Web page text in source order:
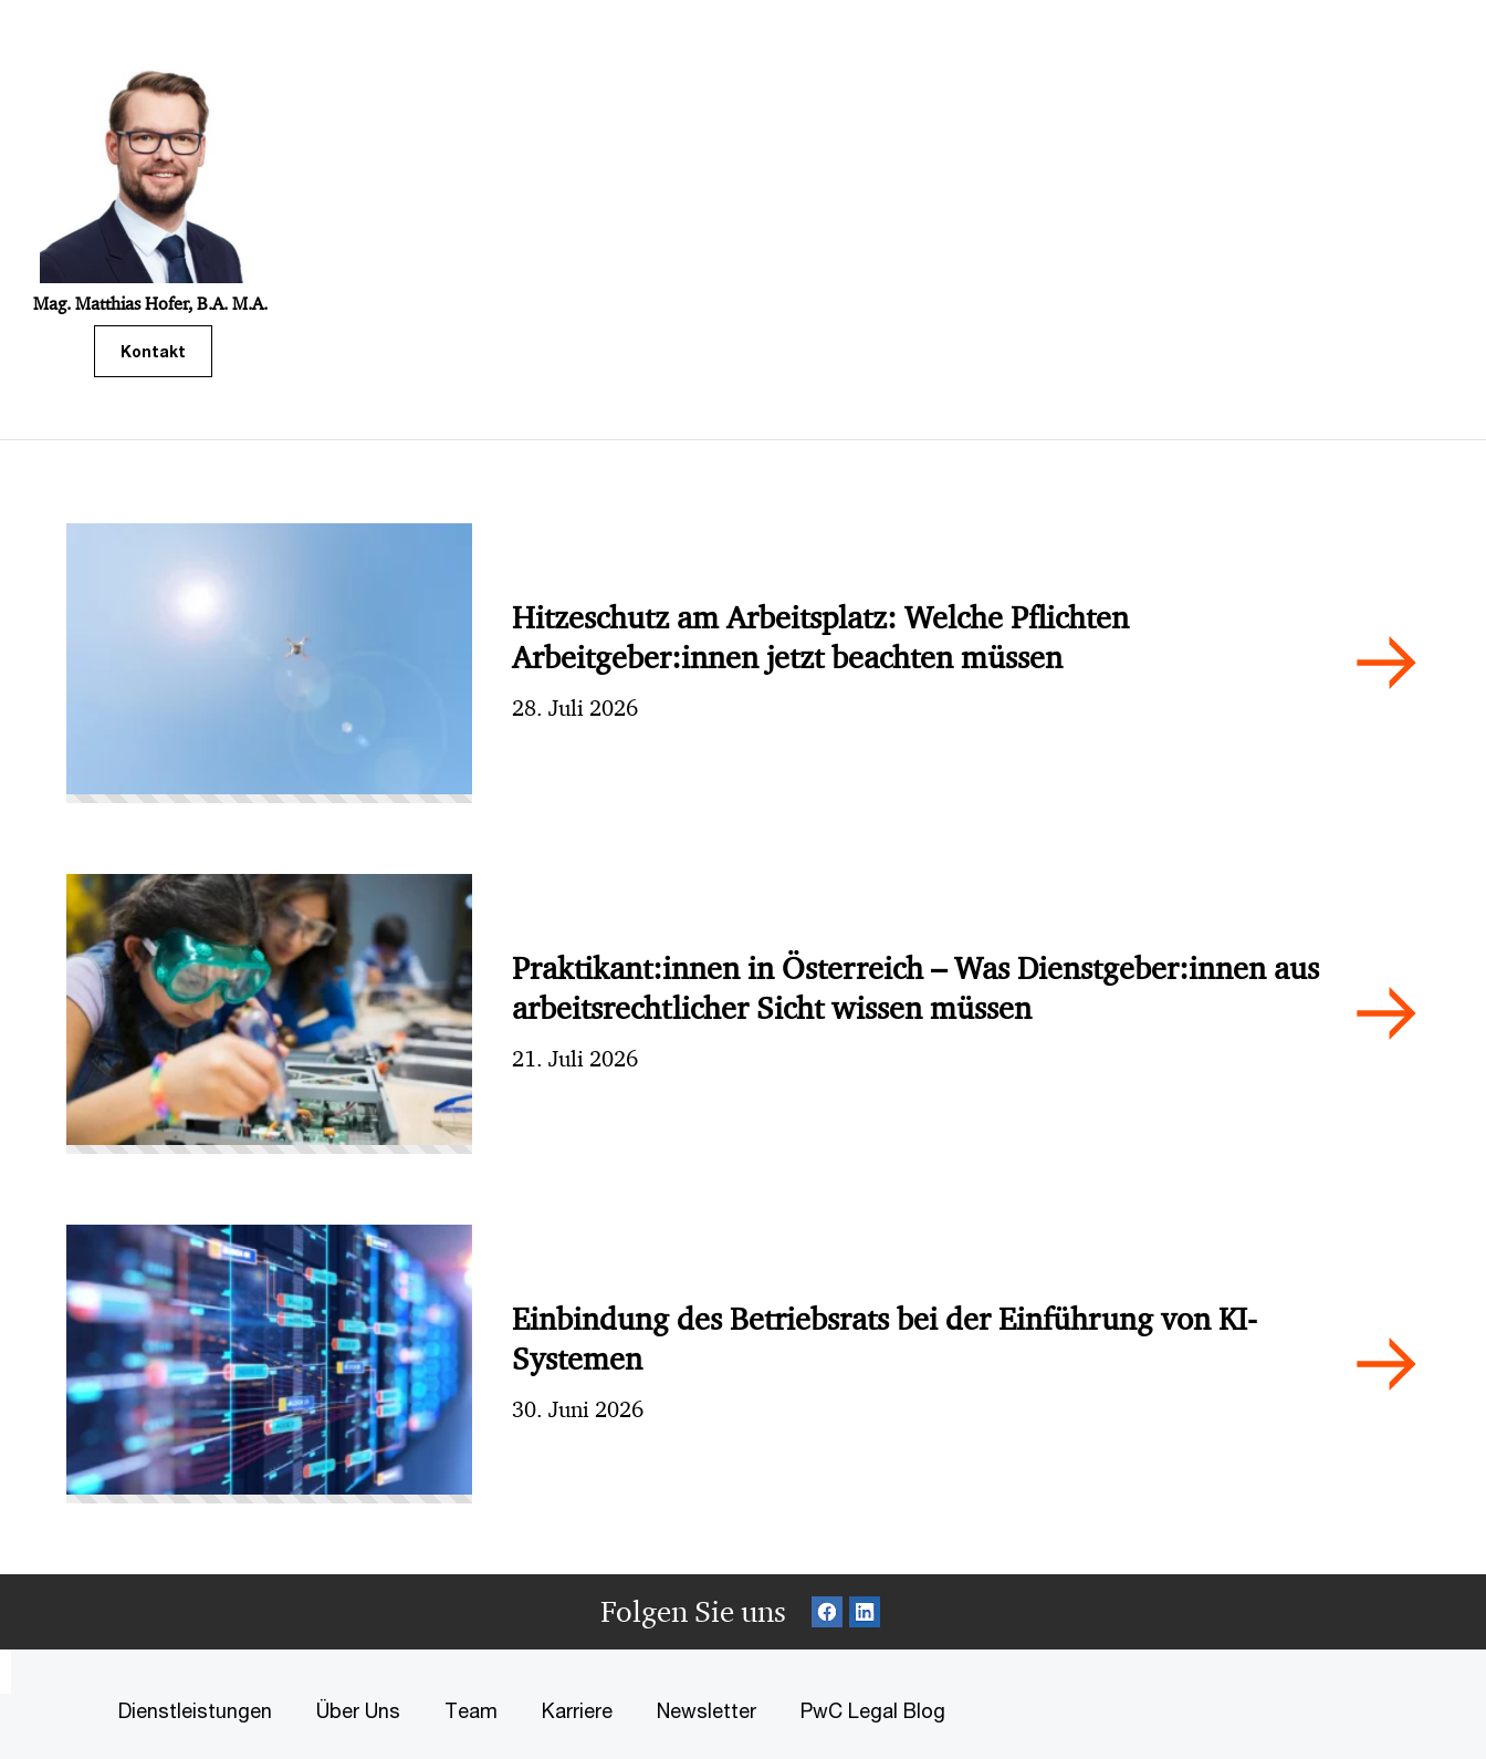
Mag. Matthias Hofer, B.A. M.A.
Kontakt
Hitzeschutz am Arbeitsplatz: Welche Pflichten
Arbeitgeber:innen jetzt beachten müssen
28. Juli 2026
Praktikant:innen in Österreich – Was Dienstgeber:innen aus
arbeitsrechtlicher Sicht wissen müssen
21. Juli 2026
Einbindung des Betriebsrats bei der Einführung von KI-
Systemen
30. Juni 2026
Folgen Sie uns
Dienstleistungen Über Uns Team Karriere Newsletter PwC Legal Blog